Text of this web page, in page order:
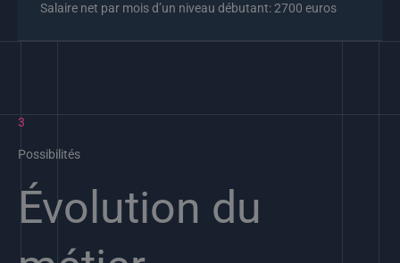
Salaire net par mois d’un niveau débutant: 2700 euros
3
Possibilités
Évolution du